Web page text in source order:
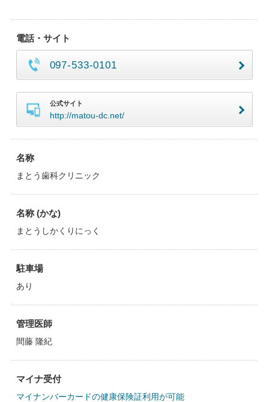
電話・サイト
097-533-0101
公式サイト
http://matou-dc.net/
名称
まとう歯科クリニック
名称 (かな)
まとうしかくりにっく
駐車場
あり
管理医師
間藤 隆紀
マイナ受付
マイナンバーカードの健康保険証利用が可能